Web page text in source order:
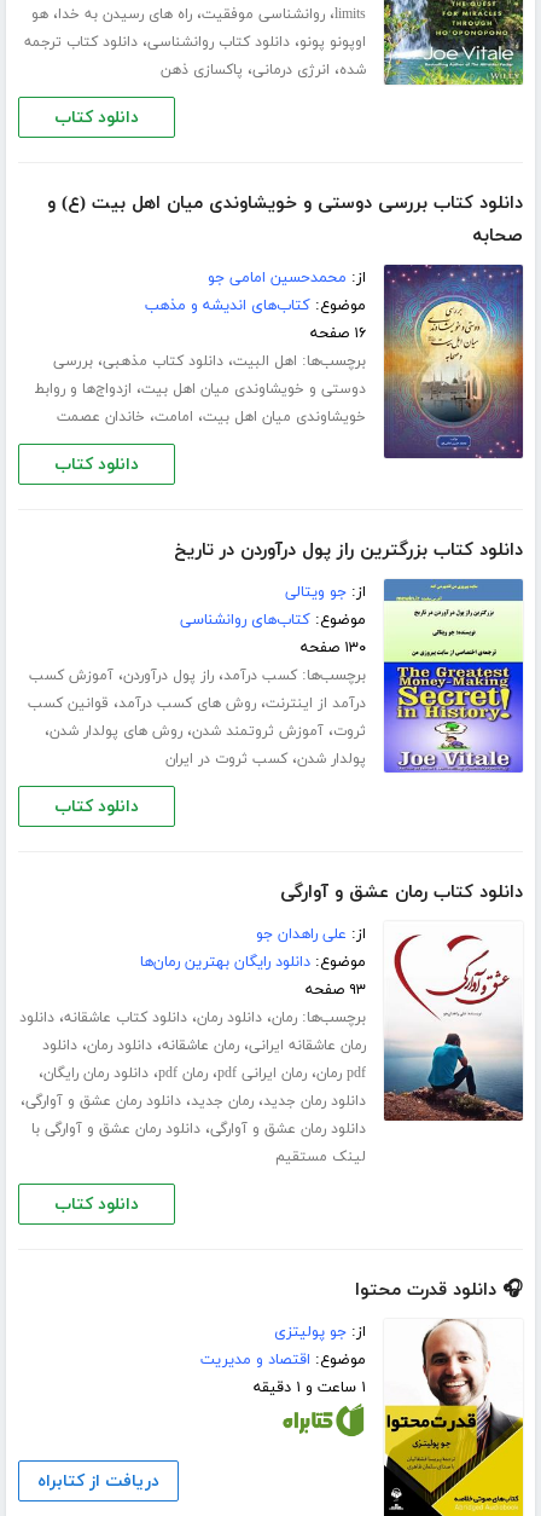
limits،روانشناسی موفقیت،راه های رسیدن به خدا،هو
اوپونو پونو،دانلود کتاب روانشناسی،دانلود کتاب ترجمه
شده، انرژی درمانی، پاکسازی ذهن
دانلود کتاب
دانلود کتاب بررسی دوستی و خویشاوندی میان اهل بیت (ع) و
صحابه
از: محمدحسین امامی جو
موضوع:کتاب‌های اندیشه و مذهب
۱۶ صفحه
برچسب‌ها: اهل البیت،دانلود کتاب مذهبی،بررسی
دوستی و خویشاوندی میان اهل بیت، ازدواج‌ها و روابط
خویشاوندی میان اهل بیت، امامت، خاندان عصمت
دانلود کتاب
دانلود کتاب بزرگترین راز پول درآوردن در تاریخ
از:جو ویتالی
موضوع:کتاب‌های روانشناسی
۱۳۰ صفحه
برچسب‌ها:کسب درآمد،راز پول درآوردن،آموزش کسب
درآمد از اینترنت،روش های کسب درآمد، قوانین کسب
ثروت،آموزش ثروتمند شدن،روش های پولدار شدن،
پولدار شدن،کسب ثروت در ایران
دانلود کتاب
دانلود کتاب رمان عشق و آوارگی
از: علی راهدان جو
موضوع:دانلود رایگان بهترین رمان‌ها
۹۳ صفحه
برچسب‌ها:رمان،دانلود رمان،دانلود کتاب عاشقانه،دانلود
رمان عاشقانه ایرانی،رمان عاشقانه،دانلود رمان،دانلود
pdf رمان
،رمان ایرانی pdf ،رمان pdf ،دانلود رمان رایگان،
دانلود رمان جدید،رمان جدید،دانلود رمان عشق و آوارگی،
دانلود رمان عشق و آوارگی،دانلود رمان عشق و آوارگی با
لینک مستقیم
دانلود کتاب
🎧 دانلود قدرت محتوا
از:جو پولیتزی
موضوع: اقتصاد و مدیریت
۱ ساعت و ۱ دقیقه
دریافت از کتابراه